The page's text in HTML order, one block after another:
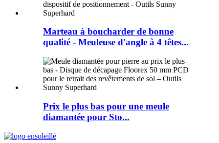
Marteau à boucharder de bonne
qualité - Meuleuse d'angle à 4 têtes...
Prix ​​le plus bas pour une meule
diamantée pour Sto...